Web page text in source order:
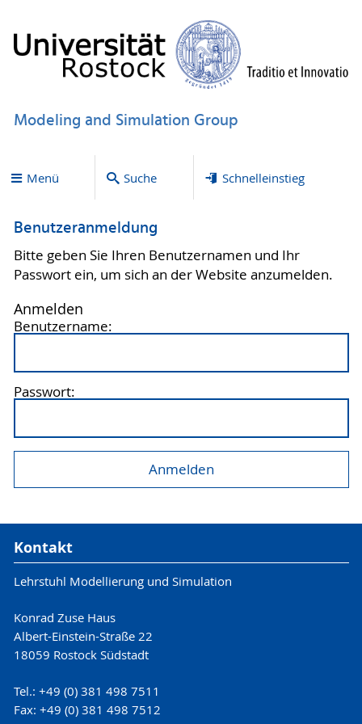
Modeling and Simulation Group
Menü Suche Schnelleinstieg
Benutzeranmeldung
Bitte geben Sie Ihren Benutzernamen und Ihr
Passwort ein, um sich an der Website anzumelden.
Anmelden
Benutzername:
Passwort:
Kontakt
Lehrstuhl Modellierung und Simulation
Konrad Zuse Haus
Albert-Einstein-Straße 22
18059 Rostock Südstadt
Tel.: +49 (0) 381 498 7511
Fax: +49 (0) 381 498 7512